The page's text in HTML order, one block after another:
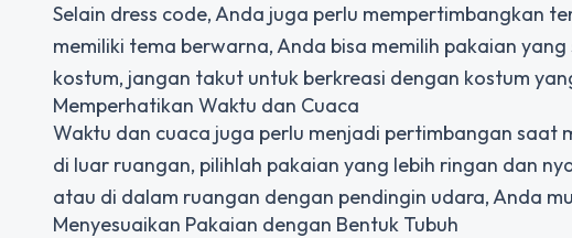
Selain dress code, Anda juga perlu mempertimbangkan
memiliki tema berwarna, Anda bisa memilih pakaian
kostum, jangan takut untuk berkreasi dengan kostum
Memperhatikan Waktu dan Cuaca
Waktu dan cuaca juga perlu menjadi pertimbangan saat
di luar ruangan, pilihlah pakaian yang lebih ringan dan
atau di dalam ruangan dengan pendingin udara, Anda
Menyesuaikan Pakaian dengan Bentuk Tubuh